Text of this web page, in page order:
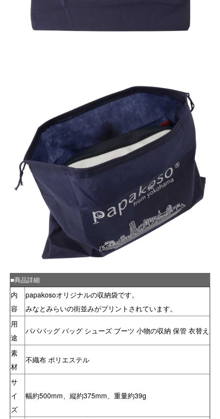
■商品詳細
内
容
papakosoオリジナルの収納袋です。
みなとみらいの街並みがプリントされています。
用
途
パパバッグ バッグ シューズ ブーツ 小物の収納 保管 衣替え
素
材
不織布 ポリエステル
サ
イ
ズ
幅約500mm、縦約375mm、重量約39g